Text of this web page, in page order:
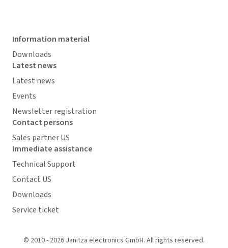
Information material
Downloads
Latest news
Latest news
Events
Newsletter registration
Contact persons
Sales partner US
Immediate assistance
Technical Support
Contact US
Downloads
Service ticket
© 2010 - 2026 Janitza electronics GmbH. All rights reserved.